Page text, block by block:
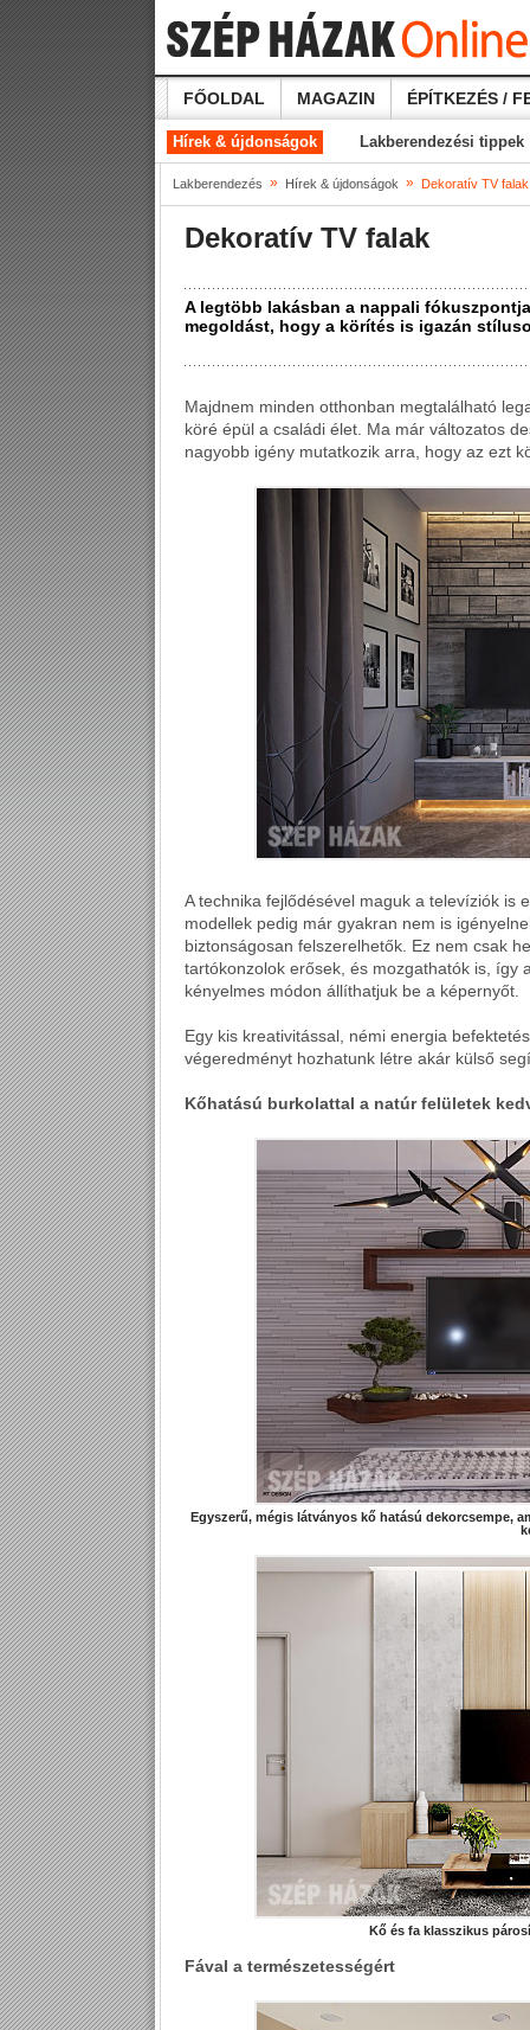
FŐOLDAL MAGAZIN ÉPÍTKEZÉS /
Hírek & újdonságok Lakberendezési tippek
Lakberendezés » Hírek & újdonságok » Dekoratív TV falak
Dekoratív TV falak
A legtöbb lakásban a nappali
megoldást, hogy a körítés is igazán
Majdnem minden otthonban megtalálható
köré épül a családi élet. Ma már változatos
nagyobb igény mutatkozik arra, hogy az ezt
A technika fejlődésével maguk a televíziók is
modellek pedig már gyakran nem is
biztonságosan felszerelhetők. Ez nem csak
tartókonzolok erősek, és mozgathatók is, így
kényelmes módon állíthatjuk be a képernyőt.
Egy kis kreativitással, némi energia
végeredményt hozhatunk létre akár külső
Kőhatású burkolattal a natúr felületek
Egyszerű, mégis látványos kő hatású dekorcsempe,
Kő és fa klasszikus
Fával a természetességért